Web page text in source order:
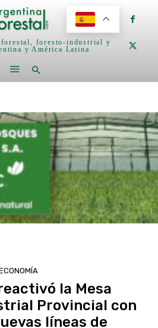
forestal, foresto-industrial y
y América Latina
la Mesa
Provincial con
líneas de